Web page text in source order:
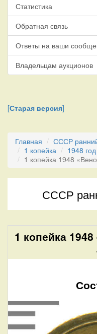
Статистика
Обратная связь
Ответы на ваши
Владельцам аукционов
[Старая версия]
Главная СССР
1 копейка
1948 год
1 копейка 1948
СССР
1 копейка